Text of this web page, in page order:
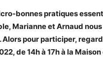
bonnes pratiques
Marianne et Arnaud
pour participer,
de 14h à 17h à la